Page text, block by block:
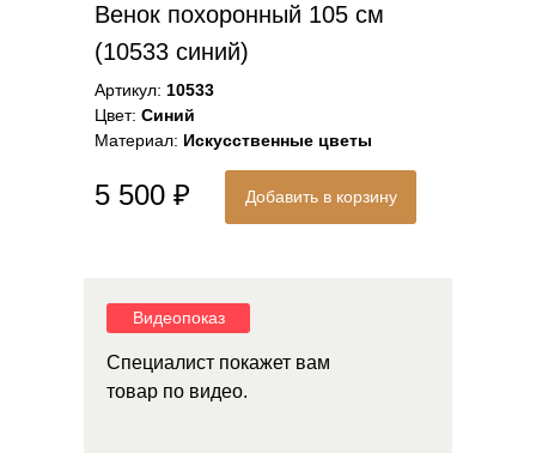
Венок похоронный 105 см
(10533 синий)
5 500 ₽ Добавить в корзину
Артикул: 10533
Цвет: Синий
Материал: Искусственные цветы
Видеопоказ
Специалист покажет вам
товар по видео.